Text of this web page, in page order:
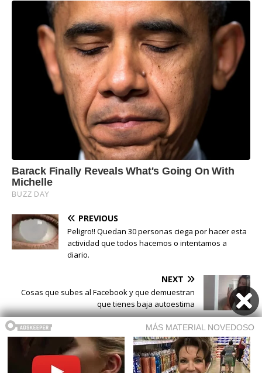
PREVIOUS
Peligro!! Quedan 30 personas ciega por hacer esta
actividad que todos hacemos o intentamos a
diario.
NEXT
Cosas que subes al Facebook y que demuestran
que tienes baja autoestima
Buscar